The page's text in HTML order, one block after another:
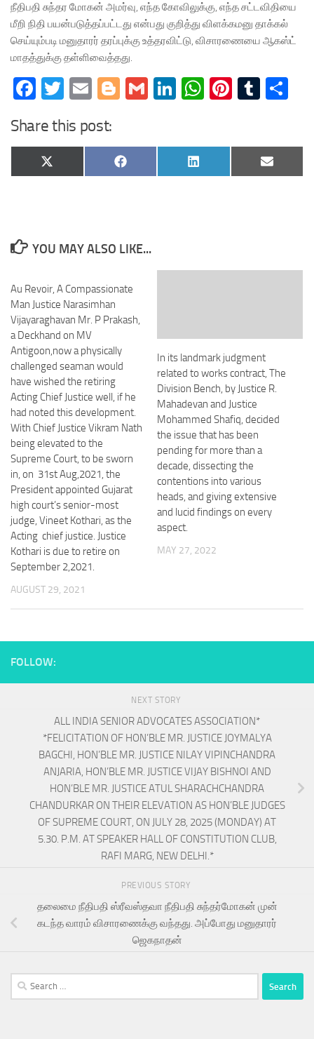
நீதிபதி சுந்தர மோகன் அமர்வு, எந்த கோவிலுக்கு, எந்த சட்டவிதியை
மீறி நிதி பயன்படுத்தப்பட்டது என்பது குறித்து விளக்கமனு தாக்கல்
செய்யும்படி மனுதாரர் தரப்புக்கு உத்தரவிட்டு, விசாரணையை ஆகஸ்ட்
மாதத்துக்கு தள்ளிவைத்தது.
Facebook
Twitter
EmailBlogger
GmailLinkedIn
WhatsApp
Share this post:
Share
on
X
(Twitter)
Share
on
Facebook
Share
on
LinkedIn
Share
on
Email
YOU MAY ALSO LIKE...
Au Revoir, A Compassionate
Man Justice Narasimhan
Vijayaraghavan Mr. P Prakash,
a Deckhand on MV
Antigoon,now a physically
challenged seaman would
have wished the retiring
Acting Chief Justice well, if he
had noted this development.
With Chief Justice Vikram Nath
being elevated to the
Supreme Court, to be sworn
in, on 31st Aug,2021, the
President appointed Gujarat
high court’s senior-most
judge, Vineet Kothari, as the
Acting chief justice. Justice
Kothari is due to retire on
September 2,2021.
AUGUST 29, 2021
In its landmark judgment
related to works contract, The
Division Bench, by Justice R.
Mahadevan and Justice
Mohammed Shafiq, decided
the issue that has been
pending for more than a
decade, dissecting the
contentions into various
heads, and giving extensive
and lucid findings on every
aspect.
MAY 27, 2022
FOLLOW:
NEXT STORY
ALL INDIA SENIOR ADVOCATES ASSOCIATION*
*FELICITATION OF HON’BLE MR. JUSTICE JOYMALYA
BAGCHI, HON’BLE MR. JUSTICE NILAY VIPINCHANDRA
ANJARIA, HON’BLE MR. JUSTICE VIJAY BISHNOI AND
HON’BLE MR. JUSTICE ATUL SHARACHCHANDRA
CHANDURKAR ON THEIR ELEVATION AS HON’BLE JUDGES
OF SUPREME COURT, ON JULY 28, 2025 (MONDAY) AT
5.30. P.M. AT SPEAKER HALL OF CONSTITUTION CLUB,
RAFI MARG, NEW DELHI.*
PREVIOUS STORY
தலைமை நீதிபதி ஸ்ரீவஸ்தவா நீதிபதி சுந்தர்மோகன் முன்
கடந்த வாரம் விசாரணைக்கு வந்தது. அப்போது மனுதாரர்
ஜெகநாதன்
Search
for: